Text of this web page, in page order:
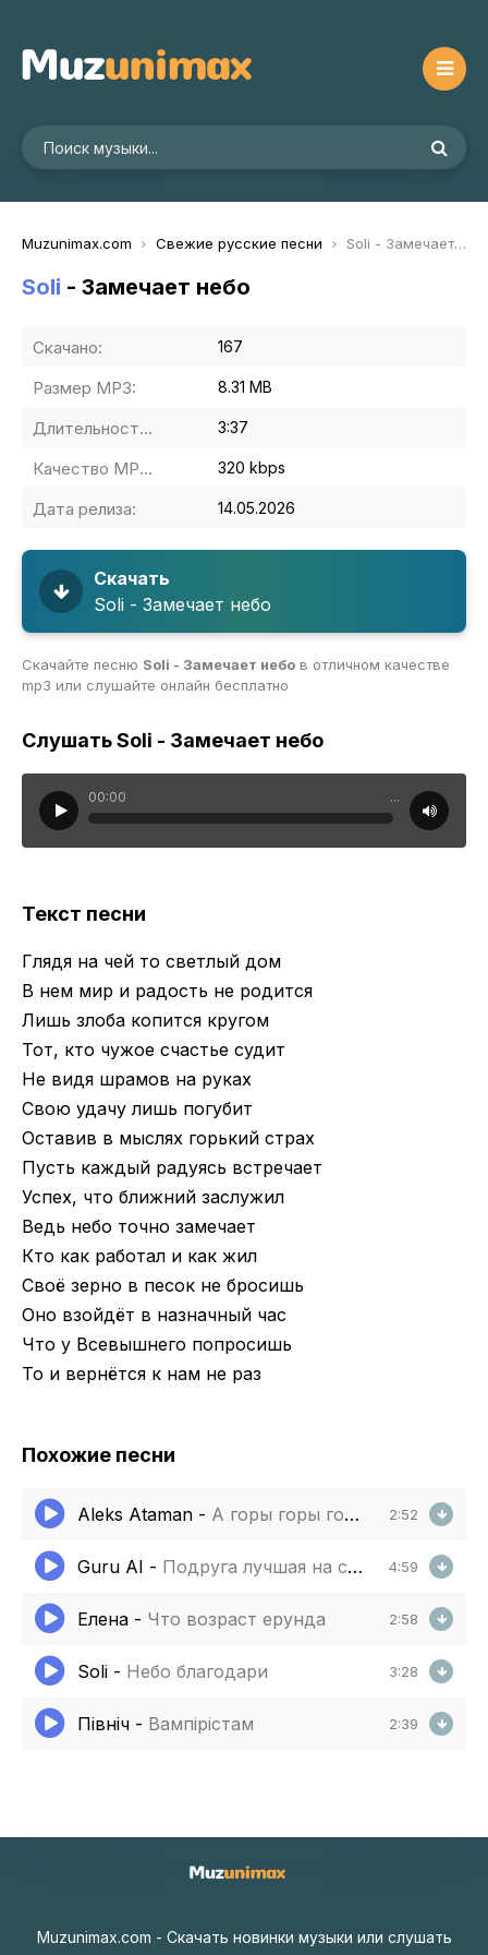
Muzunimax.com Свежие русские песни Soli - Замечает небо
Soli - Замечает небо
Скачано: 167
Размер MP3: 8.31 MB
Длительность MP3: 3:37
Качество MP3: 320 kbps
Дата релиза: 14.05.2026
Скачать
Soli - Замечает небо
Скачайте песню Soli - Замечает небо в отличном качестве
mp3 или слушайте онлайн бесплатно
Слушать Soli - Замечает небо
00:00 ...
Текст песни
Глядя на чей то светлый дом
В нем мир и радость не родится
Лишь злоба копится кругом
Тот, кто чужое счастье судит
Не видя шрамов на руках
Свою удачу лишь погубит
Оставив в мыслях горький страх
Пусть каждый радуясь встречает
Успех, что ближний заслужил
Ведь небо точно замечает
Кто как работал и как жил
Своё зерно в песок не бросишь
Оно взойдёт в назначный час
Что у Всевышнего попросишь
То и вернётся к нам не раз
Похожие песни
Aleks Ataman - А горы горы горы море море море 2:52
Guru AI - Подруга лучшая на свете 4:59
Елена - Что возраст ерунда 2:58
Soli - Небо благодари 3:28
Північ - Вампірістам 2:39
Muzunimax.com - Скачать новинки музыки или слушать